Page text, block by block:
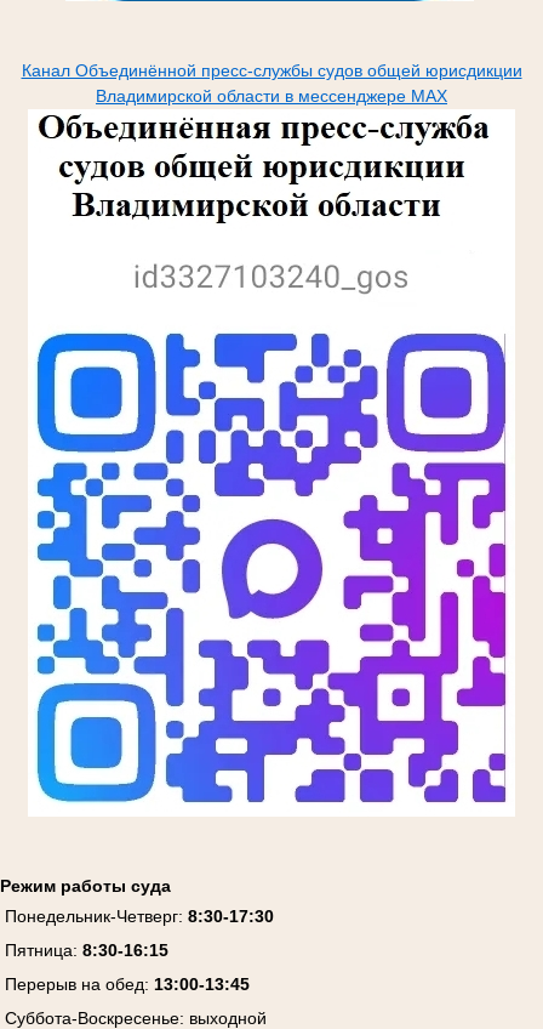
Канал Объединённой пресс-службы судов общей юрисдикции
Владимирской области в мессенджере МАХ
Режим работы суда
Понедельник-Четверг: 8:30-17:30
Пятница: 8:30-16:15
Перерыв на обед: 13:00-13:45
Суббота-Воскресенье: выходной